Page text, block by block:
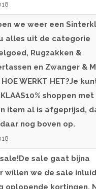
we weer een
alles uit de categorie
Rugzakken &
en Zwanger &
WERKT HET?Je
shoppen met
item al is afgeprijsd,
nog boven op.
sale gaat bijna
willen we de sale
oplopende kortingen.